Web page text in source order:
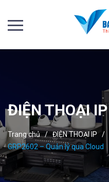
ĐIỆN THOẠI IP
Trang chủ / ĐIỆN THOẠI IP /
GRP2602 – Quản lý qua Cloud